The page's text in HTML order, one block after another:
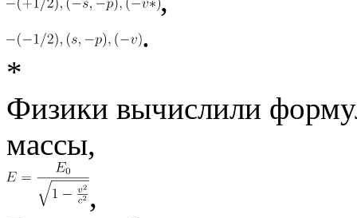
.
*
Физики вычислили
массы,
,